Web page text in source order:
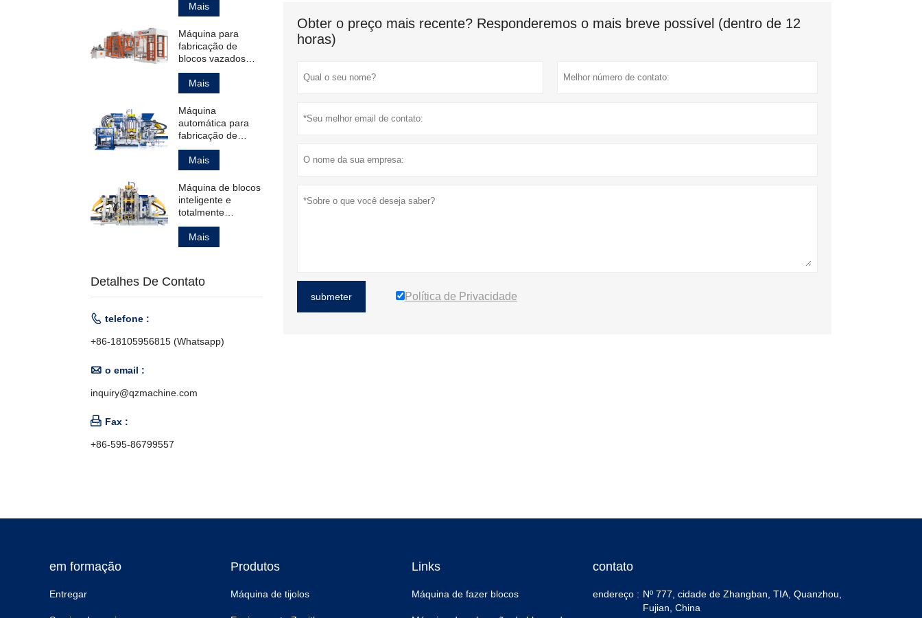
Obter o preço mais recente? Responderemos o mais breve possível (dentro de 12
horas)
submeter Política de Privacidade
blocos de
pavimentação
ocos padrão.
Mais
Máquina para
fabricação de
blocos vazados
padrão e para
pavimentação.
Mais
Máquina
automática para
fabricação de
blocos de
pavimentação
ocos e maciços,
além de meio-fios.
Mais
Máquina de blocos
inteligente e
totalmente
automática para
fabricação de
produtos de
Mais
Detalhes De Contato
 telefone :
+86-18105956815 (Whatsapp)
 o email :
inquiry@qzmachine.com
 Fax :
+86-595-86799557
em formação
Entregar
Produtos
Máquina de tijolos
Links
Máquina de fazer blocos
contato
endereço : Nº 777, cidade de Zhangban, TIA, Quanzhou,
Fujian, China